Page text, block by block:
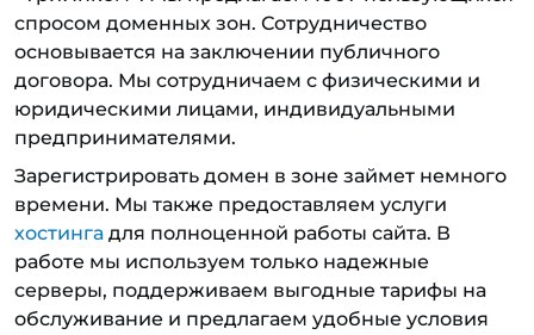
спросом доменных зон. Сотрудничество
основывается на заключении публичного
договора. Мы сотрудничаем с физическими и
юридическими лицами, индивидуальными
предпринимателями.
Зарегистрировать домен в зоне займет немного
времени. Мы также предоставляем услуги
хостинга для полноценной работы сайта. В
работе мы используем только надежные
серверы, поддерживаем выгодные тарифы на
обслуживание и предлагаем удобные условия